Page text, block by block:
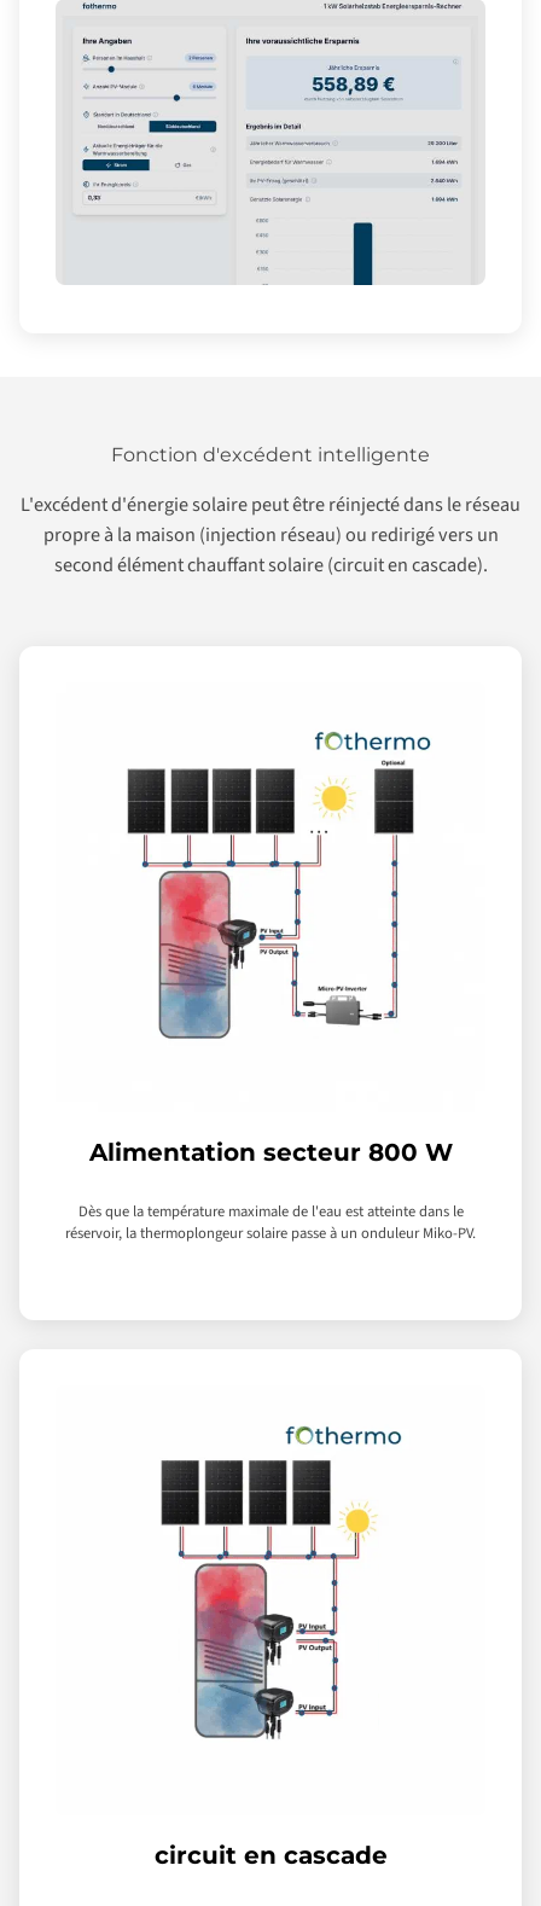
Fonction d'excédent intelligente
L'excédent d'énergie solaire peut être réinjecté dans le réseau
propre à la maison (injection réseau) ou redirigé vers un
second élément chauffant solaire (circuit en cascade).
Alimentation secteur 800 W
Dès que la température maximale de l'eau est atteinte dans le
réservoir, la thermoplongeur solaire passe à un onduleur Miko-PV.
circuit en cascade